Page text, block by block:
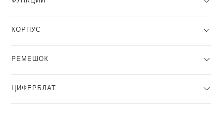
КОРПУС
РЕМЕШОК
ЦИФЕРБЛАТ